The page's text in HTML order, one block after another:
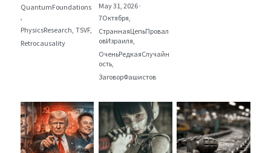
QuantumFoundations
PhysicsResearch, TSVF,
Retrocausality
May 31, 2026 ·
7Октября,
СтраннаяЦепьПровал
овИзраиля,
ОченьРедкаяСлучайн
ость,
ЗаговорФашистов